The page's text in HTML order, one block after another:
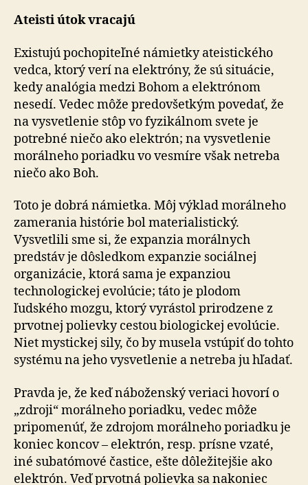
Ateisti útok vracajú
Existujú pochopiteľné námietky ateistického
vedca, ktorý verí na elektróny, že sú situácie,
kedy analógia medzi Bohom a elektrónom
nesedí. Vedec môže predovšetkým povedať, že
na vysvetlenie stôp vo fyzikálnom svete je
potrebné niečo ako elektrón; na vysvetlenie
morálneho poriadku vo vesmíre však netreba
niečo ako Boh.
Toto je dobrá námietka. Môj výklad morálneho
zamerania histórie bol materialistický.
Vysvetlili sme si, že expanzia morálnych
predstáv je dôsledkom expanzie sociálnej
organizácie, ktorá sama je expanziou
technologickej evolúcie; táto je plodom
ľudského mozgu, ktorý vyrástol prirodzene z
prvotnej polievky cestou biologickej evolúcie.
Niet mystickej sily, čo by musela vstúpiť do tohto
systému na jeho vysvetlenie a netreba ju hľadať.
Pravda je, že keď náboženský veriaci hovorí o
„zdroji“ morálneho poriadku, vedec môže
pripomenúť, že zdrojom morálneho poriadku je
koniec koncov – elektrón, resp. prísne vzaté,
iné subatómové častice, ešte dôležitejšie ako
elektrón. Veď prvotná polievka sa nakoniec